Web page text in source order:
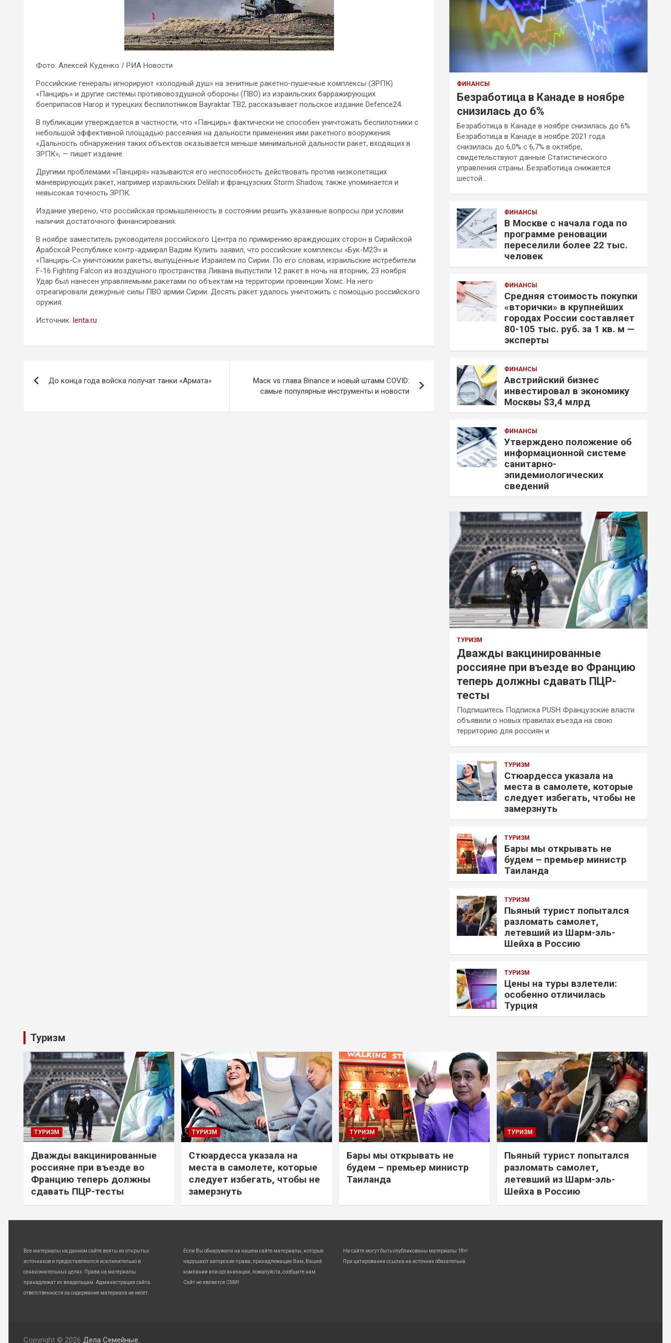
Фото: Алексей Куденко / РИА Новости
Российские генералы игнорируют «холодный душ» на зенитные ракетно-пушечные комплексы (ЗРПК)
«Панцирь» и другие системы противовоздушной обороны (ПВО) из израильских барражирующих
боеприпасов Harop и турецких беспилотников Bayraktar TB2, рассказывает польское издание Defence24.
В публикации утверждается в частности, что «Панцирь» фактически не способен уничтожать беспилотники с
небольшой эффективной площадью рассеяния на дальности применения ими ракетного вооружения.
«Дальность обнаружения таких объектов оказывается меньше минимальной дальности ракет, входящих в
ЗРПК», — пишет издание.
Другими проблемами «Панциря» называются его неспособность действовать против низколетящих
маневрирующих ракет, например израильских Delilah и французских Storm Shadow, также упоминается и
невысокая точность ЗРПК.
Издание уверено, что российская промышленность в состоянии решить указанные вопросы при условии
наличия достаточного финансирования.
В ноябре заместитель руководителя российского Центра по примирению враждующих сторон в Сирийской
Арабской Республике контр-адмирал Вадим Кулить заявил, что российские комплексы «Бук-М2Э» и
«Панцирь-С» уничтожили ракеты, выпущенные Израилем по Сирии. По его словам, израильские истребители
F-16 Fighting Falcon из воздушного пространства Ливана выпустили 12 ракет в ночь на вторник, 23 ноября.
Удар был нанесен управляемыми ракетами по объектам на территории провинции Хомс. На него
отреагировали дежурные силы ПВО армии Сирии. Десять ракет удалось уничтожить с помощью российского
оружия.
Источник: lenta.ru
по
записям
До конца года войска получат танки «Армата»
Маск vs глава Binance и новый штамм COVID:
самые популярные инструменты и новости
ФИНАНСЫ
Безработица в Канаде в ноябре
снизилась до 6%
Безработица в Канаде в ноябре снизилась до 6%
Безработица в Канаде в ноябре 2021 года
снизилась до 6,0% с 6,7% в октябре,
свидетельствуют данные Статистического
управления страны. Безработица снижается
шестой…
ФИНАНСЫ
В Москве с начала года по
программе реновации
переселили более 22 тыс.
человек
ФИНАНСЫ
Средняя стоимость покупки
«вторички» в крупнейших
городах России составляет
80-105 тыс. руб. за 1 кв. м —
эксперты
ФИНАНСЫ
Австрийский бизнес
инвестировал в экономику
Москвы $3,4 млрд
ФИНАНСЫ
Утверждено положение об
информационной системе
санитарно-
эпидемиологических
сведений
ТУРИЗМ
Дважды вакцинированные
россияне при въезде во Францию
теперь должны сдавать ПЦР-
тесты
Подпишитесь Подписка PUSH Французские власти
объявили о новых правилах въезда на свою
территорию для россиян и
ТУРИЗМ
Стюардесса указала на
места в самолете, которые
следует избегать, чтобы не
замерзнуть
ТУРИЗМ
Бары мы открывать не
будем – премьер министр
Таиланда
ТУРИЗМ
Пьяный турист попытался
разломать самолет,
летевший из Шарм-эль-
Шейха в Россию
ТУРИЗМ
Цены на туры взлетели:
особенно отличилась
Турция
Туризм
ТУРИЗМ
Дважды вакцинированные
россияне при въезде во
Францию теперь должны
сдавать ПЦР-тесты
ТУРИЗМ
Стюардесса указала на
места в самолете, которые
следует избегать, чтобы не
замерзнуть
ТУРИЗМ
Бары мы открывать не
будем – премьер министр
Таиланда
ТУРИЗМ
Пьяный турист попытался
разломать самолет,
летевший из Шарм-эль-
Шейха в Россию
Все материалы на данном сайте взяты из открытых
источников и предоставляются исключительно в
ознакомительных целях. Права на материалы
принадлежат их владельцам. Администрация сайта
ответственности за содержание материала не несет.
Если Вы обнаружили на нашем сайте материалы, которые
нарушают авторские права, принадлежащие Вам, Вашей
компании или организации, пожалуйста, сообщите нам.
Сайт не является СМИ!
На сайте могут быть опубликованы материалы 18+!
При цитировании ссылка на источник обязательна.
Copyright © 2026 Дела Семейные.